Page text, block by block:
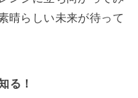
晴らしい未来が待って
る！